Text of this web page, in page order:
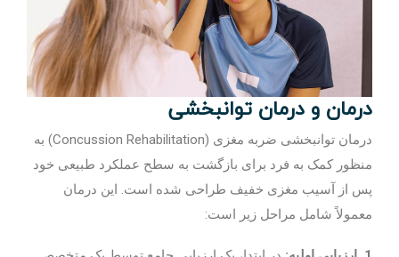
درمان و درمان توانبخشی
درمان توانبخشی ضربه مغزی (Concussion Rehabilitation) به
منظور کمک به فرد برای بازگشت به سطح عملکرد طبیعی خود
پس از آسیب مغزی خفیف طراحی شده است. این درمان
معمولاً شامل مراحل زیر است: